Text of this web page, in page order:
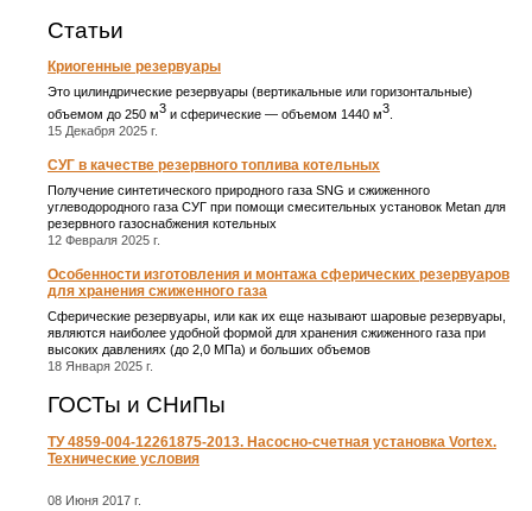
Статьи
Криогенные резервуары
Это цилиндрические резервуары (вертикальные или горизонтальные)
объемом до 250 м3 и сферические ― объемом 1440 м3
15 Декабря 2025 г.
СУГ в качестве резервного топлива котельных
Получение синтетического природного газа SNG и сжиженного
углеводородного газа СУГ при помощи смесительных установок Metan для
резервного газоснабжения котельных
12 Февраля 2025 г.
Особенности изготовления и монтажа сферических резервуаров
для хранения сжиженного газа
Сферические резервуары, или как их еще называют шаровые резервуары,
являются наиболее удобной формой для хранения сжиженного газа при
высоких давлениях (до 2,0 МПа) и больших объемов
18 Января 2025 г.
ГОСТы и СНиПы
ТУ 4859-004-12261875-2013. Насосно-счетная установка Vortex.
Технические условия
08 Июня 2017 г.